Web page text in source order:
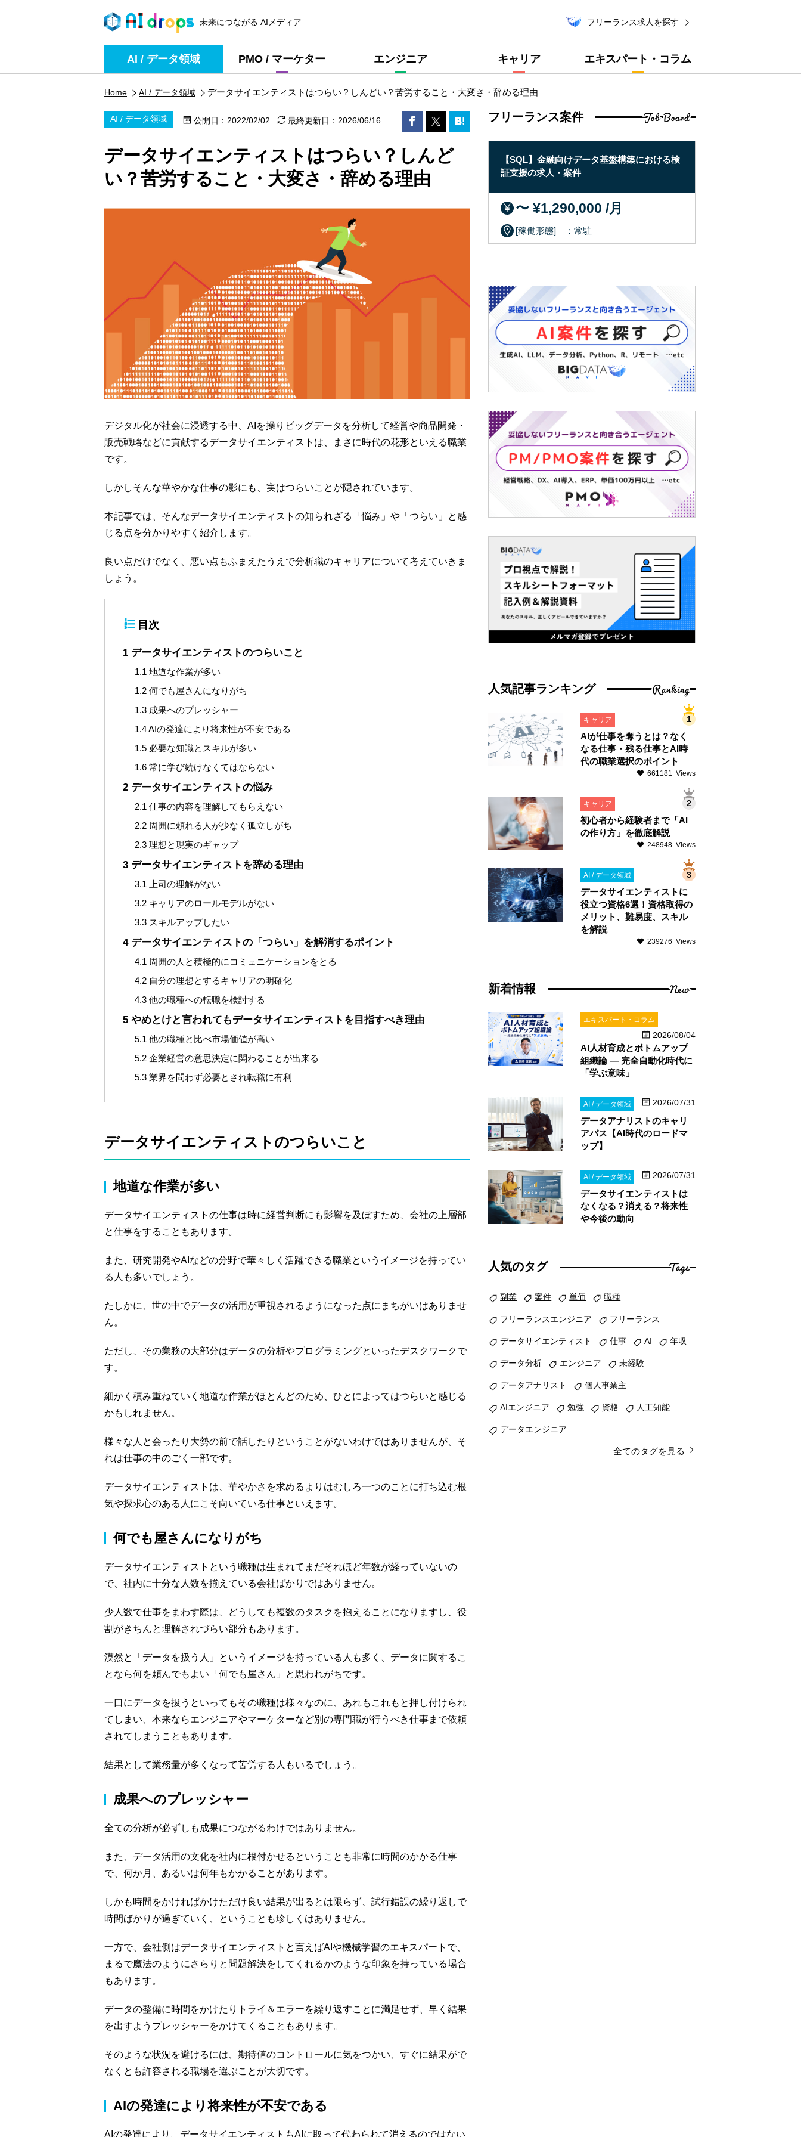
未来につながる AIメディア フリーランス求人を探す
AI / データ領域 PMO / マーケター エンジニア キャリア エキスパート・コラム
Home AI / データ領域 データサイエンティストはつらい？しんどい？苦労すること・大変さ・辞める理由
AI / データ領域 公開日： 2022/02/02 最終更新日： 2026/06/16
データサイエンティストはつらい？しんど
い？苦労すること・大変さ・辞める理由
デジタル化が社会に浸透する中、AIを操りビッグデータを分析して経営や商品開発・
販売戦略などに貢献するデータサイエンティストは、まさに時代の花形といえる職業
です。
しかしそんな華やかな仕事の影にも、実はつらいことが隠されています。
本記事では、そんなデータサイエンティストの知られざる「悩み」や「つらい」と感
じる点を分かりやすく紹介します。
良い点だけでなく、悪い点もふまえたうえで分析職のキャリアについて考えていきま
しょう。
目次
1 データサイエンティストのつらいこと
1.1 地道な作業が多い
1.2 何でも屋さんになりがち
1.3 成果へのプレッシャー
1.4AIの発達により将来性が不安である
1.5 必要な知識とスキルが多い
1.6 常に学び続けなくてはならない
2 データサイエンティストの悩み
2.1 仕事の内容を理解してもらえない
2.2 周囲に頼れる人が少なく孤立しがち
2.3 理想と現実のギャップ
3 データサイエンティストを辞める理由
3.1 上司の理解がない
3.2 キャリアのロールモデルがない
3.3 スキルアップしたい
4データサイエンティストの「つらい」を解消するポイント
4.1 周囲の人と積極的にコミュニケーションをとる
4.2 自分の理想とするキャリアの明確化
4.3 他の職種への転職を検討する
5 やめとけと言われてもデータサイエンティストを目指すべき理由
5.1 他の職種と比べ市場価値が高い
5.2 企業経営の意思決定に関わることが出来る
5.3 業界を問わず必要とされ転職に有利
データサイエンティストのつらいこと
地道な作業が多い
データサイエンティストの仕事は時に経営判断にも影響を及ぼすため、会社の上層部
と仕事をすることもあります。
また、研究開発やAIなどの分野で華々しく活躍できる職業というイメージを持ってい
る人も多いでしょう。
たしかに、世の中でデータの活用が重視されるようになった点にまちがいはありませ
ん。
ただし、その業務の大部分はデータの分析やプログラミングといったデスクワークで
す。
細かく積み重ねていく地道な作業がほとんどのため、ひとによってはつらいと感じる
かもしれません。
様々な人と会ったり大勢の前で話したりということがないわけではありませんが、そ
れは仕事の中のごく一部です。
データサイエンティストは、華やかさを求めるよりはむしろ一つのことに打ち込む根
気や探求心のある人にこそ向いている仕事といえます。
何でも屋さんになりがち
データサイエンティストという職種は生まれてまだそれほど年数が経っていないの
で、社内に十分な人数を揃えている会社ばかりではありません。
少人数で仕事をまわす際は、どうしても複数のタスクを抱えることになりますし、役
割がきちんと理解されづらい部分もあります。
漠然と「データを扱う人」というイメージを持っている人も多く、データに関するこ
となら何を頼んでもよい「何でも屋さん」と思われがちです。
一口にデータを扱うといってもその職種は様々なのに、あれもこれもと押し付けられ
てしまい、本来ならエンジニアやマーケターなど別の専門職が行うべき仕事まで依頼
されてしまうこともあります。
結果として業務量が多くなって苦労する人もいるでしょう。
成果へのプレッシャー
全ての分析が必ずしも成果につながるわけではありません。
また、データ活用の文化を社内に根付かせるということも非常に時間のかかる仕事
で、何か月、あるいは何年もかかることがあります。
しかも時間をかければかけただけ良い結果が出るとは限らず、試行錯誤の繰り返しで
時間ばかりが過ぎていく、ということも珍しくはありません。
一方で、会社側はデータサイエンティストと言えばAIや機械学習のエキスパートで、
まるで魔法のようにさらりと問題解決をしてくれるかのような印象を持っている場合
もあります。
データの整備に時間をかけたりトライ＆エラーを繰り返すことに満足せず、早く結果
を出すようプレッシャーをかけてくることもあります。
そのような状況を避けるには、期待値のコントロールに気をつかい、すぐに結果がで
なくとも許容される職場を選ぶことが大切です。
AIの発達により将来性が不安である
AIの発達により、データサイエンティストもAIに取って代わられて消えるのではない
フリーランス案件 Job Board
【Python】金融企業でのサービス推進・デー
タ分析支援の求人・案件
〜 ¥720,000 /月
【分析基盤エンジニア】解析ラボ向け情報管
理システム構築リードの求人・案件
〜 ¥2,000,000 /月
[稼働形態] ：常駐
【SQL】金融向けデータ基盤構築における検
証支援の求人・案件
〜 ¥1,290,000 /月
[稼働形態] ：常駐
人気記事ランキング Ranking
キャリア
AIが仕事を奪うとは？なく
なる仕事・残る仕事とAI時
代の職業選択のポイント
661181 Views
キャリア
初心者から経験者まで「AI
の作り方」を徹底解説
248948 Views
AI / データ領域
データサイエンティストに
役立つ資格6選！資格取得の
メリット、難易度、スキル
を解説
239276 Views
新着情報 New
エキスパート・コラム
2026/08/04
AI人材育成とボトムアップ
組織論 ― 完全自動化時代に
「学ぶ意味」
AI / データ領域 2026/07/31
データアナリストのキャリ
アパス【AI時代のロードマ
ップ】
AI / データ領域 2026/07/31
データサイエンティストは
なくなる？消える？将来性
や今後の動向
人気のタグ Tags
副業 案件 単価 職種
フリーランスエンジニア フリーランス
データサイエンティスト 仕事 AI 年収
データ分析 エンジニア 未経験
データアナリスト 個人事業主
AIエンジニア 勉強 資格 人工知能
データエンジニア
全てのタグを見る